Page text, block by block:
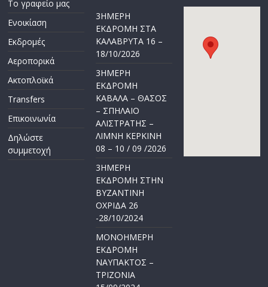
Το γραφείο μας
Ενοικίαση
Εκδρομές
Αεροπορικά
Ακτοπλοϊκά
Transfers
Επικοινωνία
Δηλώστε
συμμετοχή
3ΗΜΕΡΗ
ΕΚΔΡΟΜΗ ΣΤΑ
ΚΑΛΑΒΡΥΤΑ 16 –
18/10/2026
3ΗΜΕΡΗ
ΕΚΔΡΟΜΗ
ΚΑΒΑΛΑ – ΘΑΣΟΣ
– ΣΠΗΛΑΙΟ
ΑΛΙΣΤΡΑΤΗΣ –
ΛΙΜΝΗ ΚΕΡΚΙΝΗ
08 – 10 / 09 /2026
3ΗΜΕΡΗ
ΕΚΔΡΟΜΗ ΣΤΗΝ
ΒΥΖΑΝΤΙΝΗ
ΟΧΡΙΔΑ 26
-28/10/2024
ΜΟΝΟΗΜΕΡΗ
ΕΚΔΡΟΜΗ
ΝΑΥΠΑΚΤΟΣ –
ΤΡΙΖΟΝΙΑ